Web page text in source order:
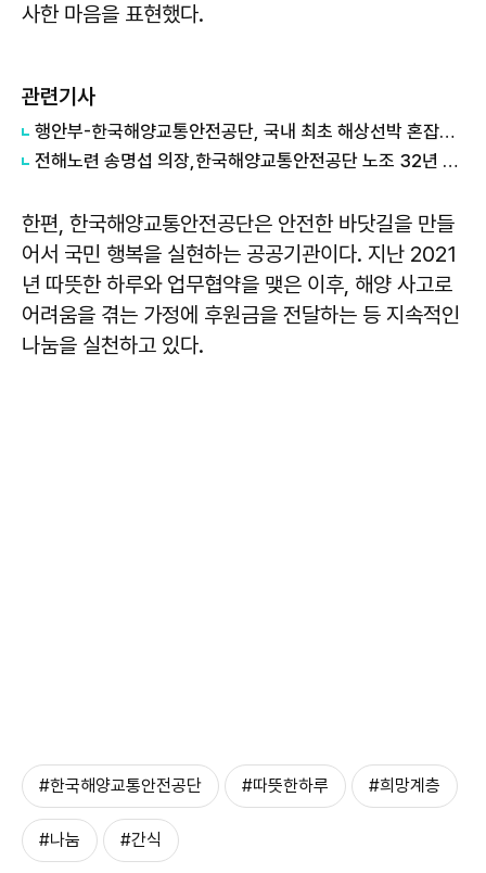
사한 마음을 표현했다.
관련기사
행안부-한국해양교통안전공단, 국내 최초 해상선박 혼잡도 72시간 후까지 예측 모델 개발
전해노련 송명섭 의장,한국해양교통안전공단 노조 32년 역사상 ‘최초’ 4선 위원장 선출
한편, 한국해양교통안전공단은 안전한 바닷길을 만들
어서 국민 행복을 실현하는 공공기관이다. 지난 2021
년 따뜻한 하루와 업무협약을 맺은 이후, 해양 사고로
어려움을 겪는 가정에 후원금을 전달하는 등 지속적인
나눔을 실천하고 있다.
#한국해양교통안전공단 #따뜻한하루 #희망계층
#나눔 #간식